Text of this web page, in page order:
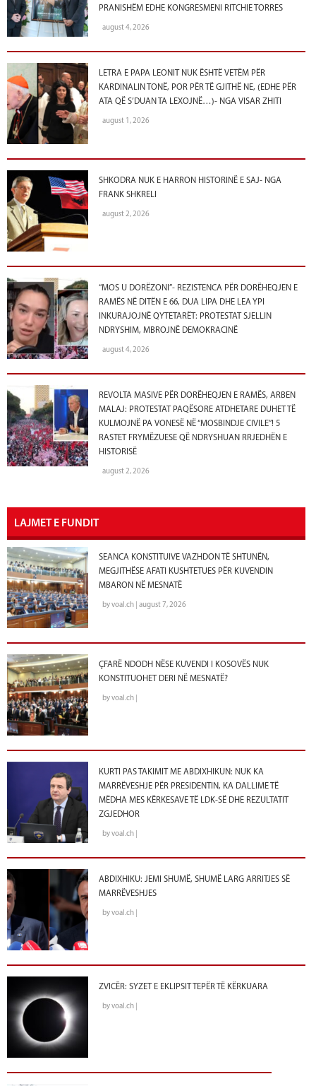
PRANISHËM EDHE KONGRESMENI RITCHIE TORRES
august 4, 2026
LETRA E PAPA LEONIT NUK ËSHTË VETËM PËR
KARDINALIN TONË, POR PËR TË GJITHË NE, (EDHE PËR
ATA QË S’DUAN TA LEXOJNË…)- NGA VISAR ZHITI
august 1, 2026
SHKODRA NUK E HARRON HISTORINË E SAJ- NGA
FRANK SHKRELI
august 2, 2026
“MOS U DORËZONI”- REZISTENCA PËR DORËHEQJEN E
RAMËS NË DITËN E 66, DUA LIPA DHE LEA YPI
INKURAJOJNË QYTETARËT: PROTESTAT SJELLIN
NDRYSHIM, MBROJNË DEMOKRACINË
august 4, 2026
REVOLTA MASIVE PËR DORËHEQJEN E RAMËS, ARBEN
MALAJ: PROTESTAT PAQËSORE ATDHETARE DUHET TË
KULMOJNË PA VONESË NË “MOSBINDJE CIVILE”! 5
RASTET FRYMËZUESE QË NDRYSHUAN RRJEDHËN E
HISTORISË
august 2, 2026
LAJMET E FUNDIT
SEANCA KONSTITUIVE VAZHDON TË SHTUNËN,
MEGJITHËSE AFATI KUSHTETUES PËR KUVENDIN
MBARON NË MESNATË
by voal.ch | august 7, 2026
ÇFARË NDODH NËSE KUVENDI I KOSOVËS NUK
KONSTITUOHET DERI NË MESNATË?
by voal.ch |
KURTI PAS TAKIMIT ME ABDIXHIKUN: NUK KA
MARRËVESHJE PËR PRESIDENTIN, KA DALLIME TË
MËDHA MES KËRKESAVE TË LDK-SË DHE REZULTATIT
ZGJEDHOR
by voal.ch |
ABDIXHIKU: JEMI SHUMË, SHUMË LARG ARRITJES SË
MARRËVESHJES
by voal.ch |
ZVICËR: SYZET E EKLIPSIT TEPËR TË KËRKUARA
by voal.ch |